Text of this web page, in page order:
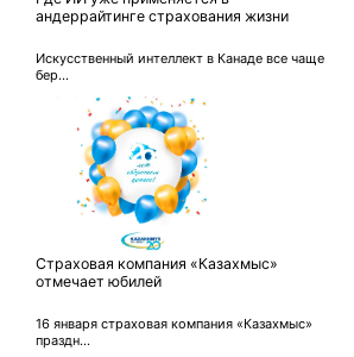
андеррайтинге страхования жизни
Искусственный интеллект в Канаде все чаще
бер...
Страховая компания «Казахмыс»
отмечает юбилей
16 января страховая компания «Казахмыс»
праздн...